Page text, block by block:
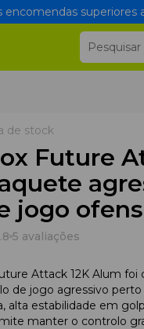
superiores
de stock
Future
jogo
5 avaliações
Attack 12K Alum foi
de jogo agressivo
alta estabilidade em
manter o controlo